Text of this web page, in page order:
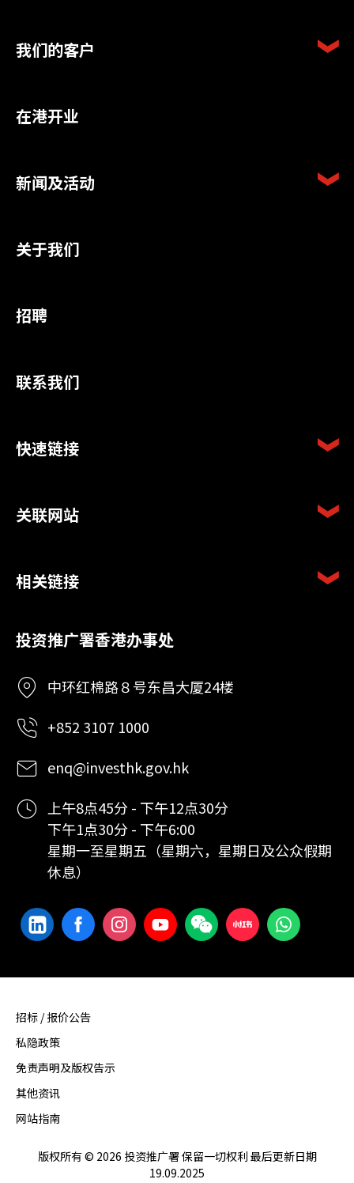
我们的客户
在港开业
新闻及活动
关于我们
招聘
联系我们
快速链接
关联网站
相关链接
投资推广署香港办事处
中环红棉路８号东昌大厦24楼
+852 3107 1000
enq@investhk.gov.hk
上午8点45分 - 下午12点30分
下午1点30分 - 下午6:00
星期一至星期五（星期六，星期日及公众假期
休息）
招标 / 报价公告
私隐政策
免责声明及版权告示
其他资讯
网站指南
版权所有 © 2026 投资推广署 保留一切权利 最后更新日期
19.09.2025